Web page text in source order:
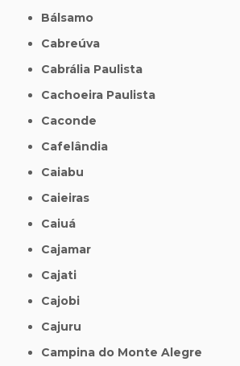
Bálsamo
Cabreúva
Cabrália Paulista
Cachoeira Paulista
Caconde
Cafelândia
Caiabu
Caieiras
Caiuá
Cajamar
Cajati
Cajobi
Cajuru
Campina do Monte Alegre